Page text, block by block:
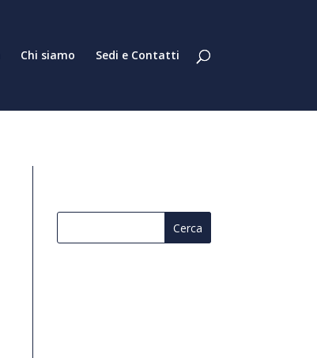
Chi siamo Sedi e Contatti